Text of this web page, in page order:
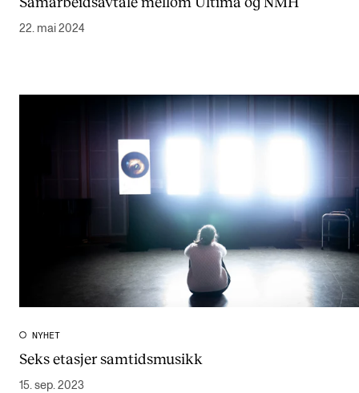
22. mai 2024
NYHET
Seks etasjer samtidsmusikk
15. sep. 2023